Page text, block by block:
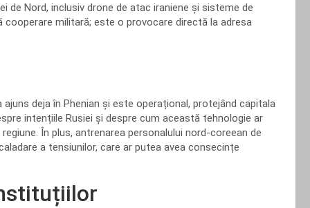
de Nord, inclusiv drone de atac iraniene și sisteme de
militară; este o provocare directă la adresa
deja în Phenian și este operațional, protejând capitala
intențiile Rusiei și despre cum această tehnologie ar
În plus, antrenarea personalului nord-coreean de
a tensiunilor, care ar putea avea consecințe